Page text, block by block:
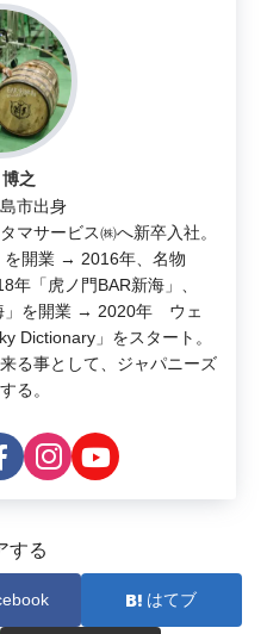
之
市出身
マサービス㈱へ新卒入社。
を開業 → 2016年、名物
年「虎ノ門BAR新海」、
」を開業 → 2020年 ウェ
Dictionary」をスタート。
る事として、ジャパニーズ
る。
する
はてブ